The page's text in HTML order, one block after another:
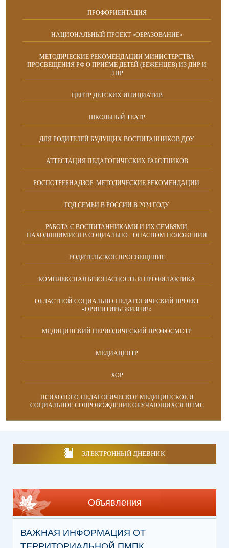
ПРОФОРИЕНТАЦИЯ
НАЦИОНАЛЬНЫЙ ПРОЕКТ «ОБРАЗОВАНИЕ»
МЕТОДИЧЕСКИЕ РЕКОМЕНДАЦИИ МИНИСТЕРСТВА
ПРОСВЕЩЕНИЯ РФ О ПРИЁМЕ ДЕТЕЙ (БЕЖЕНЦЕВ) ИЗ ДНР И
ЛНР
ЦЕНТР ДЕТСКИХ ИНИЦИАТИВ
ШКОЛЬНЫЙ ТЕАТР
ДЛЯ РОДИТЕЛЕЙ БУДУЩИХ ВОСПИТАННИКОВ ДОУ
АТТЕСТАЦИЯ ПЕДАГОГИЧЕСКИХ РАБОТНИКОВ
РОСПОТРЕБНАДЗОР. МЕТОДИЧЕСКИЕ РЕКОМЕНДАЦИИ.
ГОД СЕМЬИ В РОССИИ В 2024 ГОДУ
РАБОТА С ВОСПИТАННИКАМИ И ИХ СЕМЬЯМИ,
НАХОДЯЩИМИСЯ В СОЦИАЛЬНО - ОПАСНОМ ПОЛОЖЕНИИ
РОДИТЕЛЬСКОЕ ПРОСВЕЩЕНИЕ
КОМПЛЕКСНАЯ БЕЗОПАСНОСТЬ И ПРОФИЛАКТИКА
ОБЛАСТНОЙ СОЦИАЛЬНО-ПЕДАГОГИЧЕСКИЙ ПРОЕКТ
«ОРИЕНТИРЫ ЖИЗНИ!»
МЕДИЦИНСКИЙ ПЕРИОДИЧЕСКИЙ ПРОФОСМОТР
МЕДИАЦЕНТР
ХОР
ПСИХОЛОГО-ПЕДАГОГИЧЕСКОЕ МЕДИЦИНСКОЕ И
СОЦИАЛЬНОЕ СОПРОВОЖДЕНИЕ ОБУЧАЮЩИХСЯ ППМС
ЭЛЕКТРОННЫЙ ДНЕВНИК
Объявления
ВАЖНАЯ ИНФОРМАЦИЯ ОТ